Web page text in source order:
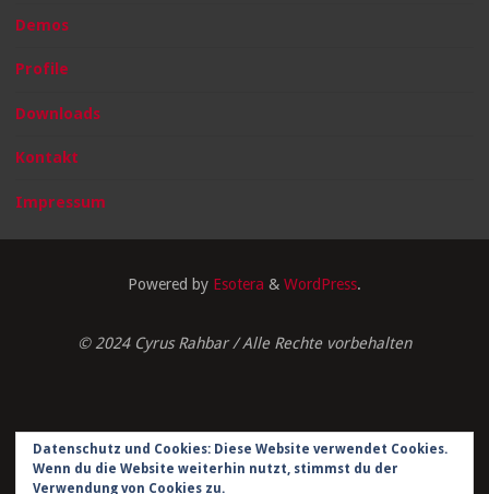
Demos
Profile
Downloads
Kontakt
Impressum
Powered by Esotera & WordPress.
© 2024 Cyrus Rahbar / Alle Rechte vorbehalten
Impressum
Datenschutz und Cookies: Diese Website verwendet Cookies.
Wenn du die Website weiterhin nutzt, stimmst du der
Verwendung von Cookies zu.